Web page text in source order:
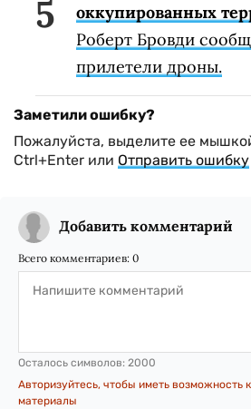
оккупированных
Роберт Бровди
прилетели дроны.
Заметили ошибку?
Пожалуйста, выделите ее
Ctrl+Enter или Отправить ошибку
Добавить комментарий
Всего комментариев: 0
Осталось символов: 2000
Авторизуйтесь, чтобы иметь возможность
материалы